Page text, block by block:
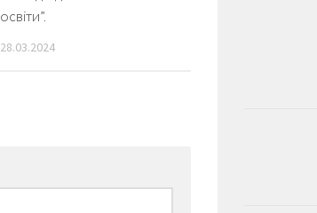
освіти”.
28.03.2024